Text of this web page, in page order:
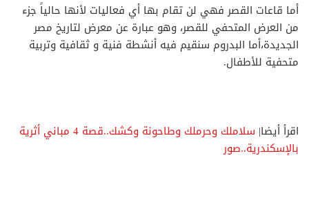
أما قاعات القصر فهي لن تقام بها أي فعاليات لأنها حالياً جزء
من العرض المتحفي للقصر، وهو عبارة عن معرض لتاريخ مصر
الجديدة،أما البدروم سنقيم فيه أنشطة فنية و ثقافية وتربية
متحفية للأطفال.
اقرأ أيضا|
سلاملك وحرملك وطاحونة وكشك..قصة 4 مباني أثرية
بالإسكندرية..صور